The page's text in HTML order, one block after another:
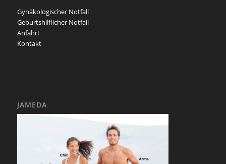
Gynäkologischer Notfall
Geburtshilflicher Notfall
Anfahrt
Kontakt
JAMEDA